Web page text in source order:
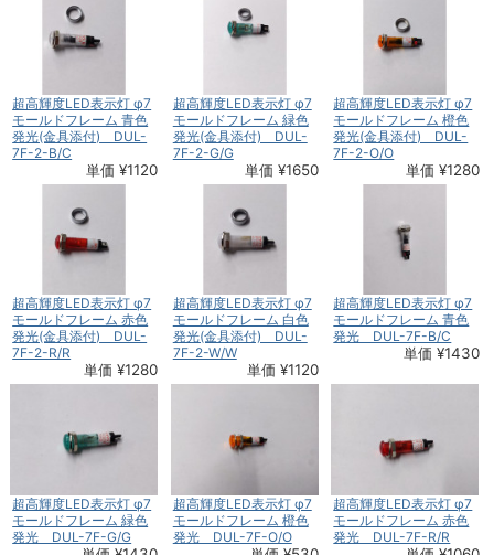
超高輝度LED表示灯 φ7
モールドフレーム 青色
発光(金具添付) DUL-
7F-2-B/C
単価 ¥1120
超高輝度LED表示灯 φ7
モールドフレーム 緑色
発光(金具添付) DUL-
7F-2-G/G
単価 ¥1650
超高輝度LED表示灯 φ7
モールドフレーム 橙色
発光(金具添付) DUL-
7F-2-O/O
単価 ¥1280
超高輝度LED表示灯 φ7
モールドフレーム 赤色
発光(金具添付) DUL-
7F-2-R/R
単価 ¥1280
超高輝度LED表示灯 φ7
モールドフレーム 白色
発光(金具添付) DUL-
7F-2-W/W
単価 ¥1120
超高輝度LED表示灯 φ7
モールドフレーム 青色
発光 DUL-7F-B/C
単価 ¥1430
超高輝度LED表示灯 φ7
モールドフレーム 緑色
発光 DUL-7F-G/G
超高輝度LED表示灯 φ7
モールドフレーム 橙色
発光 DUL-7F-O/O
超高輝度LED表示灯 φ7
モールドフレーム 赤色
発光 DUL-7F-R/R